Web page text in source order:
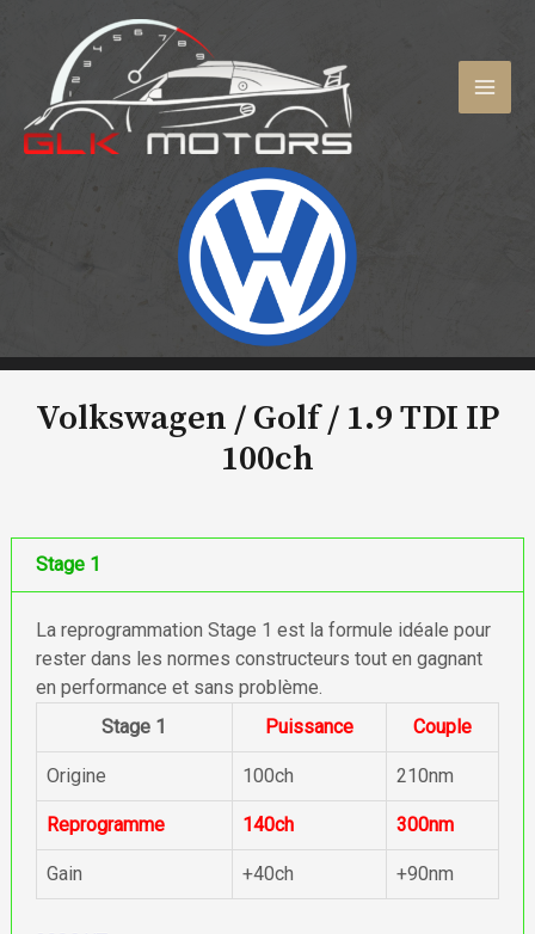
contenu
Volkswagen / Golf / 1.9 TDI IP
100ch
Stage 1
La reprogrammation Stage 1 est la formule idéale pour
rester dans les normes constructeurs tout en gagnant
en performance et sans problème.
Stage 1
Puissance Couple
Origine 100ch 210nm
Reprogramme 140ch 300nm
Gain +40ch +90nm